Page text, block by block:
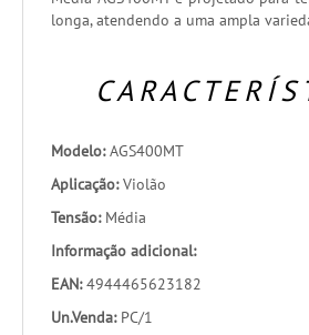
longa, atendendo a uma ampla
Modelo:AGS400MT
Aplicação:Violão
Tensão: Média
Informação adicional:
EAN:4944465623182
Un.Venda: PC/1